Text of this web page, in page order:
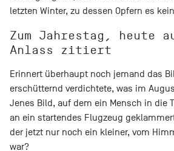
letzten Winter, zu dessen Opfern es
Zum Jahrestag, heute
Anlass zitiert
Erinnert überhaupt noch jemand das
erschütternd verdichtete, was im
Jenes Bild, auf dem ein Mensch in die
an ein startendes Flugzeug
der jetzt nur noch ein kleiner, vom
war?